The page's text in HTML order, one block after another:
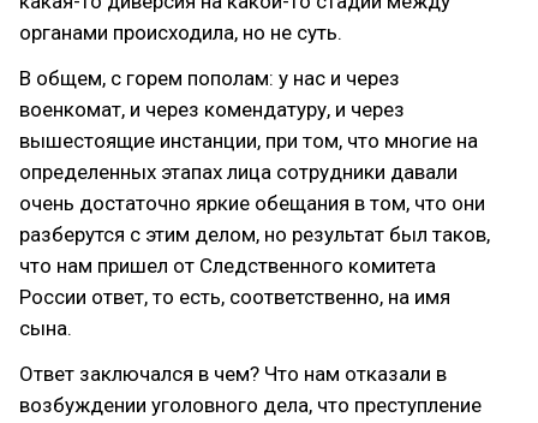
органами происходила, но не суть.
В общем, с горем пополам: у нас и через
военкомат, и через комендатуру, и через
вышестоящие инстанции, при том, что многие на
определенных этапах лица сотрудники давали
очень достаточно яркие обещания в том, что они
разберутся с этим делом, но результат был таков,
что нам пришел от Следственного комитета
России ответ, то есть, соответственно, на имя
сына.
Ответ заключался в чем? Что нам отказали в
возбуждении уголовного дела, что преступление